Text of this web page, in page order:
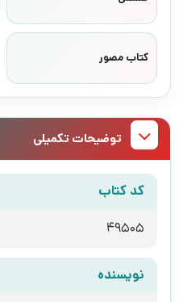
کتاب مصور
توضیحات تکمیلی
کد کتاب
49505
نویسنده